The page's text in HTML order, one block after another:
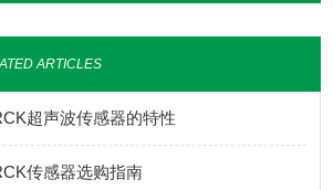
ARTICLES
超声波传感器的特性
传感器选购指南